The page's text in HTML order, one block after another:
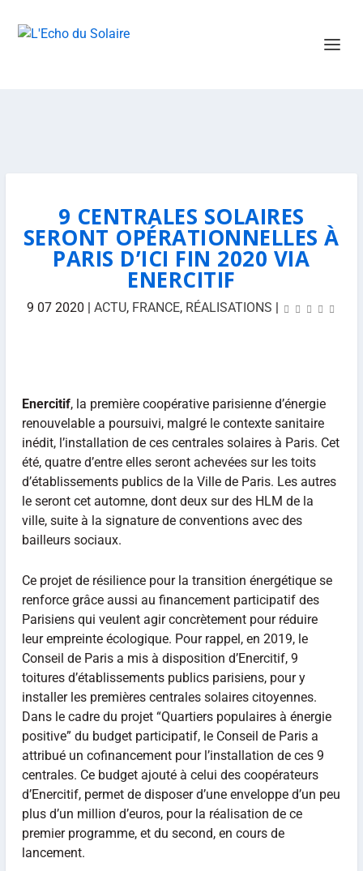
9 CENTRALES SOLAIRES
SERONT OPÉRATIONNELLES À
PARIS D’ICI FIN 2020 VIA
ENERCITIF
9 07 2020 |ACTU, FRANCE, RÉALISATIONS |
Enercitif, la première coopérative parisienne d’énergie
renouvelable a poursuivi, malgré le contexte sanitaire
inédit, l’installation de ces centrales solaires à Paris. Cet
été, quatre d’entre elles seront achevées sur les toits
d’établissements publics de la Ville de Paris. Les autres
le seront cet automne, dont deux sur des HLM de la
ville, suite à la signature de conventions avec des
bailleurs sociaux.
Ce projet de résilience pour la transition énergétique se
renforce grâce aussi au financement participatif des
Parisiens qui veulent agir concrètement pour réduire
leur empreinte écologique. Pour rappel, en 2019, le
Conseil de Paris a mis à disposition d’Enercitif, 9
toitures d’établissements publics parisiens, pour y
installer les premières centrales solaires citoyennes.
Dans le cadre du projet “Quartiers populaires à énergie
positive” du budget participatif, le Conseil de Paris a
attribué un cofinancement pour l’installation de ces 9
centrales. Ce budget ajouté à celui des coopérateurs
d’Enercitif, permet de disposer d’une enveloppe d’un peu
plus d’un million d’euros, pour la réalisation de ce
premier programme, et du second, en cours de
lancement.